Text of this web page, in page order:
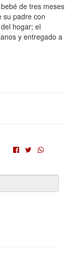
de tres meses
su padre con
hogar; el
y entregado a